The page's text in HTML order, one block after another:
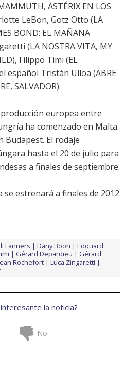
ASTÉRIX EN LOS
LeBon, Gotz Otto (LA
BOND: EL MAÑANA
(LA NOSTRA VITA, MY
Filippo Timi (EL
español Tristán Ulloa (ABRE
SALVADOR).
europea entre
ha comenzado en Malta
Budapest. El rodaje
hasta el 20 de julio para
a finales de septiembre.
se estrenará a finales de 2012
Lanners Dany Boon
Edouard
Gérard Depardieu
Gérard
Rochefort
Luca Zingaretti
la noticia?
No